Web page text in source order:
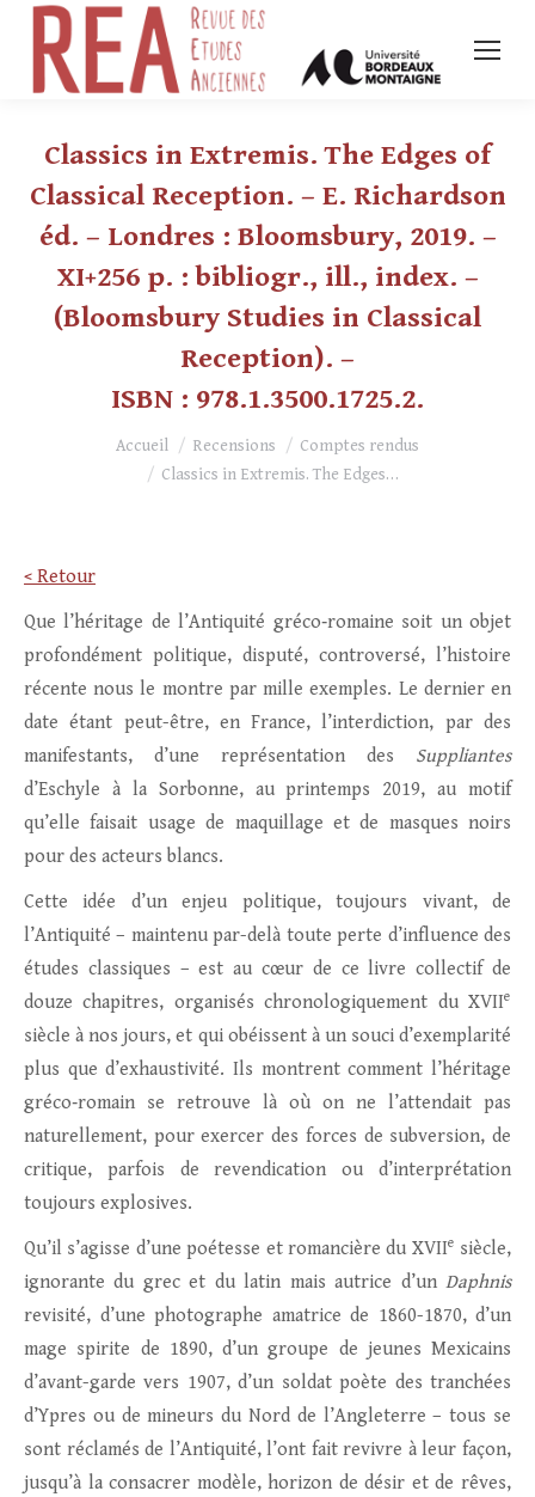
Classics in Extremis. The Edges of
Classical Reception. – E. Richardson
éd. – Londres : Bloomsbury, 2019. –
XI+256 p. : bibliogr., ill., index. –
(Bloomsbury Studies in Classical
Reception). –
ISBN : 978.1.3500.1725.2.
Vous êtes ici :Accueil Recensions
Comptes rendus
Classics in Extremis. The Edges…
< Retour
Que l’héritage de l’Antiquité gréco‑romaine soit un objet
profondément politique, disputé, controversé, l’histoire
récente nous le montre par mille exemples. Le dernier en
date étant peut-être, en France, l’interdiction, par des
manifestants, d’une représentation des Suppliantes
d’Eschyle à la Sorbonne, au printemps 2019, au motif
qu’elle faisait usage de maquillage et de masques noirs
pour des acteurs blancs.
Cette idée d’un enjeu politique, toujours vivant, de
l’Antiquité – maintenu par-delà toute perte d’influence des
études classiques – est au cœur de ce livre collectif de
douze chapitres, organisés chronologiquement du XVIIe
siècle à nos jours, et qui obéissent à un souci d’exemplarité
plus que d’exhaustivité. Ils montrent comment l’héritage
gréco‑romain se retrouve là où on ne l’attendait pas
naturellement, pour exercer des forces de subversion, de
critique, parfois de revendication ou d’interprétation
toujours explosives.
Qu’il s’agisse d’une poétesse et romancière du XVIIe siècle,
ignorante du grec et du latin mais autrice d’un Daphnis
revisité, d’une photographe amatrice de 1860-1870, d’un
mage spirite de 1890, d’un groupe de jeunes Mexicains
d’avant-garde vers 1907, d’un soldat poète des tranchées
d’Ypres ou de mineurs du Nord de l’Angleterre – tous se
sont réclamés de l’Antiquité, l’ont fait revivre à leur façon,
jusqu’à la consacrer modèle, horizon de désir et de rêves,